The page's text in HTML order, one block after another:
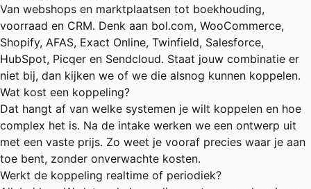
Van webshops en marktplaatsen tot boekhouding,
voorraad en CRM. Denk aan bol.com, WooCommerce,
Shopify, AFAS, Exact Online, Twinfield, Salesforce,
HubSpot, Picqer en Sendcloud. Staat jouw combinatie er
niet bij, dan kijken we of we die alsnog kunnen koppelen.
Wat kost een koppeling?
Dat hangt af van welke systemen je wilt koppelen en hoe
complex het is. Na de intake werken we een ontwerp uit
met een vaste prijs. Zo weet je vooraf precies waar je aan
toe bent, zonder onverwachte kosten.
Werkt de koppeling realtime of periodiek?